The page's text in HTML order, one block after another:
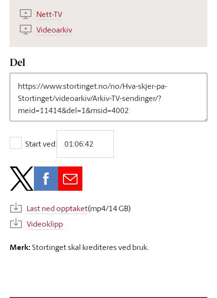
Nett-TV
Videoarkiv
Del
Start ved:
Start ved:
Last ned opptaket(mp4/14 GB)
Videoklipp
Merk:Stortinget skal krediteres ved bruk.